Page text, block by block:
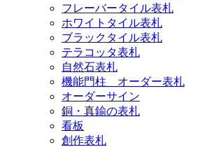
フレーバータイル表札
ホワイトタイル表札
ブラックタイル表札
テラコッタ表札
自然石表札
機能門柱 オーダー表札
オーダーサイン
銅・真鍮の表札
看板
創作表札